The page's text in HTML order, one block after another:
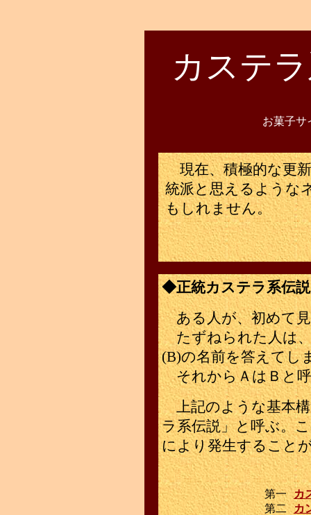
カステ
お菓子サ
現在、積極的な更
統派と思えるような
もしれません。
◆正統カステラ系伝
ある人が、初めて見
たずねられた人は、
(B)の名前を答えてし
それからＡはＢと呼
上記のような基本構
ラ系伝説」と呼ぶ。
により発生すること
第一
第二
カ
カ